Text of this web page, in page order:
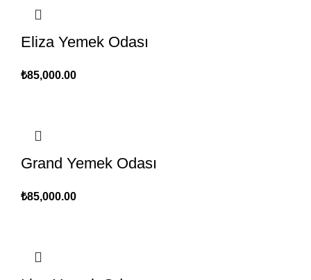
Eliza Yemek Odası
₺85,000.00
Grand Yemek Odası
₺85,000.00